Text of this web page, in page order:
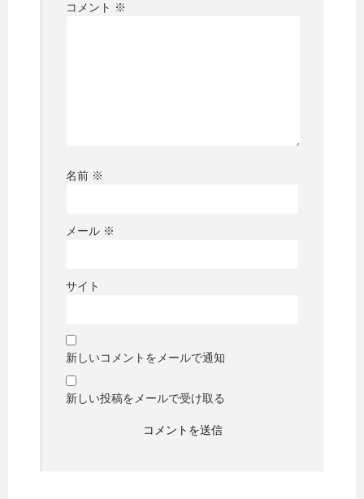
コメント ※
名前 ※
メール ※
サイト
新しいコメントをメールで通知
新しい投稿をメールで受け取る